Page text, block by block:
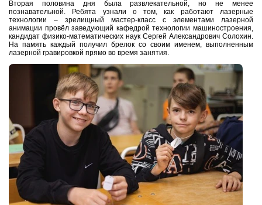
Вторая половина дня была развлекательной, но не менее
познавательной. Ребята узнали о том, как работают лазерные
технологии – зрелищный мастер-класс с элементами лазерной
анимации провёл заведующий кафедрой технологии машиностроения,
кандидат физико-математических наук Сергей Александрович Солохин.
На память каждый получил брелок со своим именем, выполненным
лазерной гравировкой прямо во время занятия.